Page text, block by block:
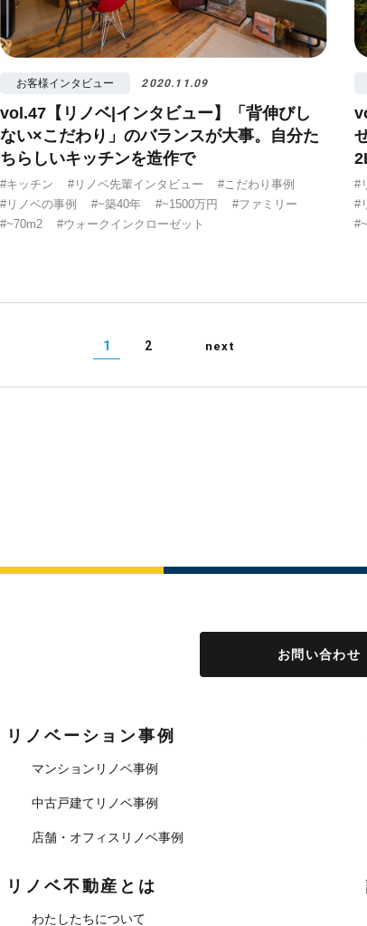
お客様インタビュー 2020.11.09
vol.47【リノベ|インタビュー】「背伸びし
ない×こだわり」のバランスが大事。自分た
ちらしいキッチンを造作で
#キッチン #リノベ先輩インタビュー
#こだわり事例
#リノベの事例
#~築40年 #~1500万円
#ファミリー
#~70m2
#ウォークインクローゼット
#
#
1 2 next
お問い合わせ
リノベーション事例
マンションリノベ事例
中古戸建てリノベ事例
店舗・オフィスリノベ事例
リノベ不動産とは
わたしたちについて